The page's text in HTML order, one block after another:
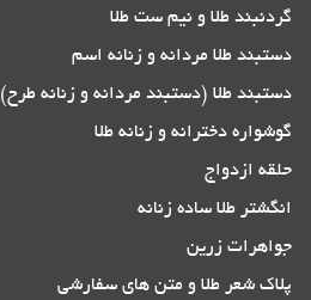
گردنبند طلا و نیم ست طلا
دستبند طلا مردانه و زنانه اسم
دستبند طلا (دستبند مردانه و زنانه طرح)
گوشواره دخترانه و زنانه طلا
حلقه ازدواج
انگشتر طلا ساده زنانه
جواهرات زرین
پلاک شعر طلا و متن های سفارشی